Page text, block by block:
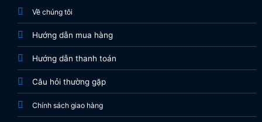
Về chúng tôi
Hướng dẫn mua hàng
Hướng dẫn thanh toán
Câu hỏi thường gặp
Chính sách giao hàng